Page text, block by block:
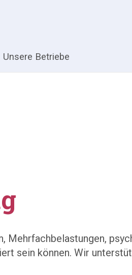
Unsere Betriebe
sein können. Wir